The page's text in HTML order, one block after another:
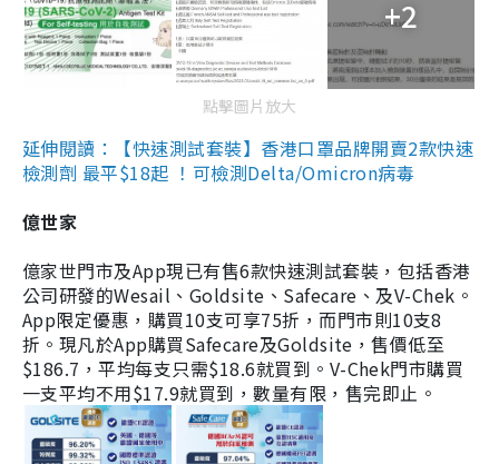
+2
點擊圖片放大
延伸閱讀：【快速測試套裝】香港口罩品牌開賣2款快速
檢測劑 最平$18起 ！可檢測Delta/Omicron病毒
億世家
億家世門市及App現已有售6款快速測試套裝，包括香港
公司研發的Wesail、Goldsite、Safecare、及V-Chek。
App限定優惠，購買10支可享75折，而門市則10支8
折。現凡於App購買Safecare及Goldsite，售價低至
$186.7，平均每支只需$18.6就買到。V-Chek門市購買
一支平均不用$17.9就買到，數量有限，售完即止。